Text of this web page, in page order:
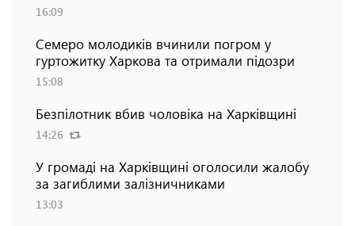
16:09
Семеро молодиків вчинили погром у
гуртожитку Харкова та отримали підозри
15:08
Безпілотник вбив чоловіка на Харківщині
14:26
У громаді на Харківщині оголосили жалобу
за загиблими залізничниками
13:03